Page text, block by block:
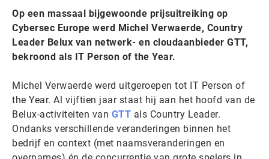
Op een massaal bijgewoonde prijsuitreiking op
Cybersec Europe werd Michel Verwaerde, Country
Leader Belux van netwerk- en cloudaanbieder GTT,
bekroond als IT Person of the Year.
Michel Verwaerde werd uitgeroepen tot IT Person of
the Year. Al vijftien jaar staat hij aan het hoofd van de
Belux-activiteiten van GTT als Country Leader.
Ondanks verschillende veranderingen binnen het
bedrijf en context (met naamsveranderingen en